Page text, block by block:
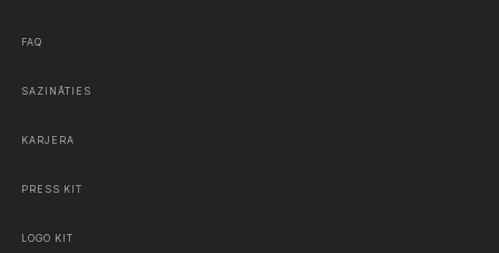
FAQ
SAZINĀTIES
KARJERA
PRESS KIT
LOGO KIT